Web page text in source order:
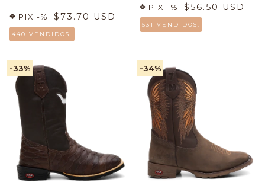
PIX -%: $73.70 USD
440 VENDIDOS.
PIX -%: $56.50 USD
531 VENDIDOS.
-33% -34%